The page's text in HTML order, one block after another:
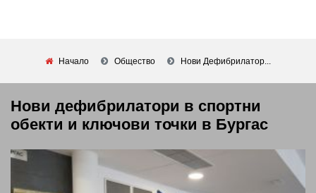
Начало Общество Нови Дефибрилатор...
Нови дефибрилатори в спортни
обекти и ключови точки в Бургас